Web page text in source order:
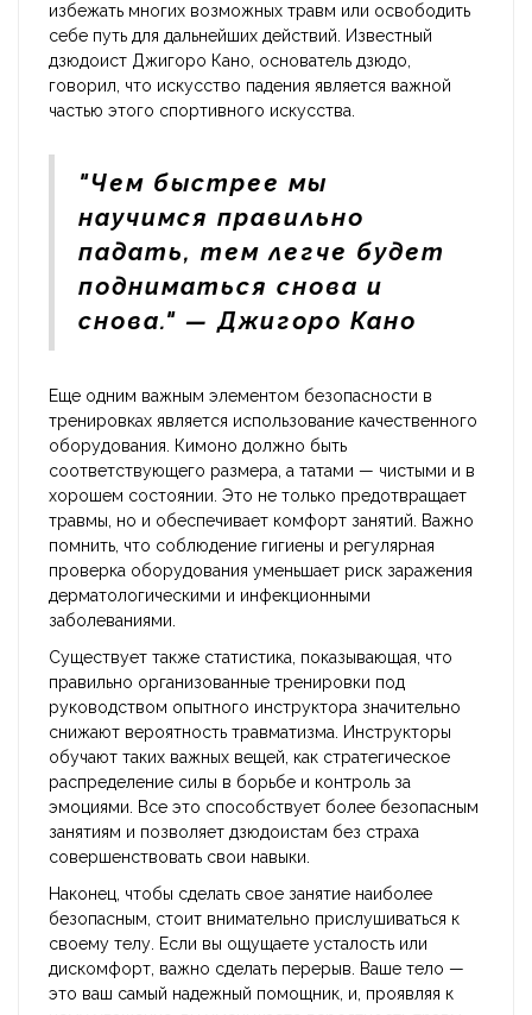
избежать многих возможных травм или освободить
себе путь для дальнейших действий. Известный
дзюдоист Джигоро Кано, основатель дзюдо,
говорил, что искусство падения является важной
частью этого спортивного искусства.
"Чем быстрее мы
научимся правильно
падать, тем легче будет
подниматься снова и
снова." — Джигоро Кано
Еще одним важным элементом безопасности в
тренировках является использование качественного
оборудования. Кимоно должно быть
соответствующего размера, а татами — чистыми и в
хорошем состоянии. Это не только предотвращает
травмы, но и обеспечивает комфорт занятий. Важно
помнить, что соблюдение гигиены и регулярная
проверка оборудования уменьшает риск заражения
дерматологическими и инфекционными
заболеваниями.
Существует также статистика, показывающая, что
правильно организованные тренировки под
руководством опытного инструктора значительно
снижают вероятность травматизма. Инструкторы
обучают таких важных вещей, как стратегическое
распределение силы в борьбе и контроль за
эмоциями. Все это способствует более безопасным
занятиям и позволяет дзюдоистам без страха
совершенствовать свои навыки.
Наконец, чтобы сделать свое занятие наиболее
безопасным, стоит внимательно прислушиваться к
своему телу. Если вы ощущаете усталость или
дискомфорт, важно сделать перерыв. Ваше тело —
это ваш самый надежный помощник, и, проявляя к